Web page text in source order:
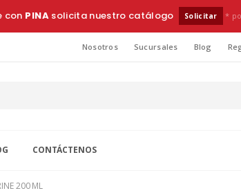
con PINA solicita nuestro catálogo Solicitar *
Nosotros Sucursales Blog
CONTÁCTENOS
200 ML